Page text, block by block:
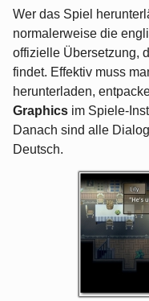
Wer das Spiel
normalerweise die
offizielle Übersetzung,
findet. Effektiv muss
herunterladen,
Graphics im Spiele-
Danach sind alle
Deutsch.